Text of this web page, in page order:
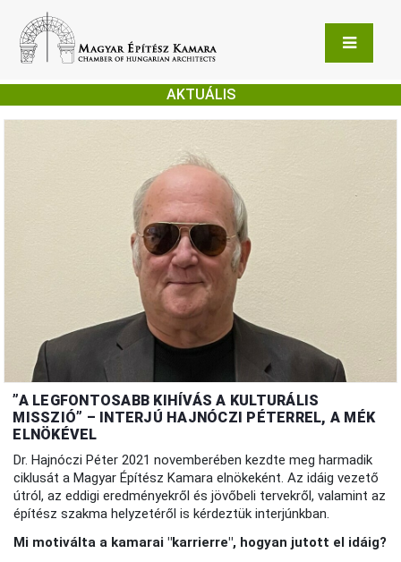
AKTUÁLIS
”A LEGFONTOSABB KIHÍVÁS A KULTURÁLIS
MISSZIÓ” – INTERJÚ HAJNÓCZI PÉTERREL, A MÉK
ELNÖKÉVEL
Dr. Hajnóczi Péter 2021 novemberében kezdte meg harmadik
ciklusát a Magyar Építész Kamara elnökeként. Az idáig vezető
útról, az eddigi eredményekről és jövőbeli tervekről, valamint az
építész szakma helyzetéről is kérdeztük interjúnkban.
Mi motiválta a kamarai "karrierre", hogyan jutott el idáig?